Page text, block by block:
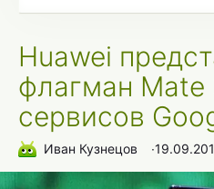
Huawei
флагман Mate
сервисов
Иван Кузнецов ∙